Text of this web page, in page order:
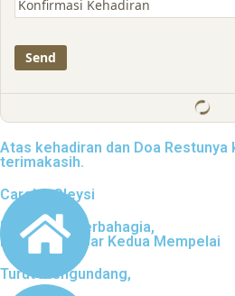
Atas kehadiran dan Doa Restunya
terimakasih.
Carol & Gleysi
Kami Yang Berbahagia,
Keluarga Besar Kedua Mempelai
Turut mengundang,